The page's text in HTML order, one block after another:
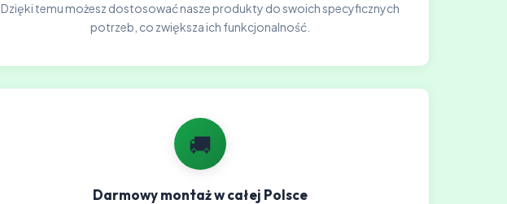
Dzięki temu możesz dostosować nasze produkty do swoich specyficznych
potrzeb, co zwiększa ich funkcjonalność.
🚚
Darmowy montaż w całej Polsce